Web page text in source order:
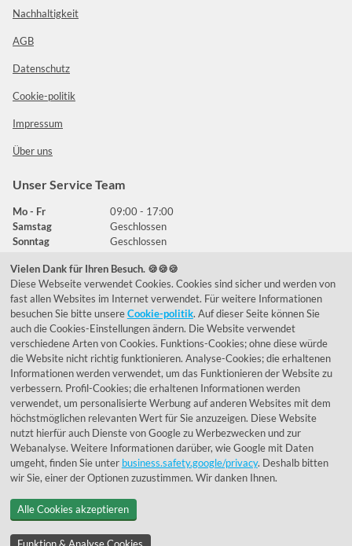
Nachhaltigkeit
AGB
Datenschutz
Cookie-politik
Impressum
Über uns
Unser Service Team
Mo - Fr
09:00 - 17:00
Samstag
Geschlossen
Sonntag
Geschlossen
Häufig gestellte Fragen
039292 - 678215
de@lumidora.com
FacebookInstagram
Kundenmeinungen
Exzellent - eKomi.de
Vielen Dank für Ihren Besuch. 🍪🍪🍪
Diese Webseite verwendet Cookies. Cookies sind sicher und werden von
fast allen Websites im Internet verwendet. Für weitere Informationen
besuchen Sie bitte unsereCookie-politik. Auf dieser Seite können Sie
auch die Cookies-Einstellungen ändern. Die Website verwendet
verschiedene Arten von Cookies. Funktions-Cookies; ohne diese würde
die Website nicht richtig funktionieren. Analyse-Cookies; die erhaltenen
Informationen werden verwendet, um das Funktionieren der Website zu
verbessern. Profil-Cookies; die erhaltenen Informationen werden
verwendet, um personalisierte Werbung auf anderen Websites mit dem
höchstmöglichen relevanten Wert für Sie anzuzeigen. Diese Website
nutzt hierfür auch Dienste von Google zu Werbezwecken und zur
Webanalyse. Weitere Informationen darüber, wie Google mit Daten
umgeht, finden Sie unter business.safety.google/privacy. Deshalb bitten
wir Sie, einer der Optionen zuzustimmen. Wir danken Ihnen.
Alle Cookies akzeptieren